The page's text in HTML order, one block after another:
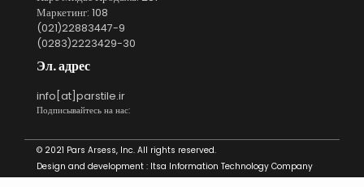
Маркетинг: 108
(021)22883447-9
(0283)2223429-30
Эл. адрес
info[at]parstile.ir
Подписывайтесь на нас:
© 2021 Pars Arsess, Inc. All rights reserved.
Design and development : Itsa Information Technology Company